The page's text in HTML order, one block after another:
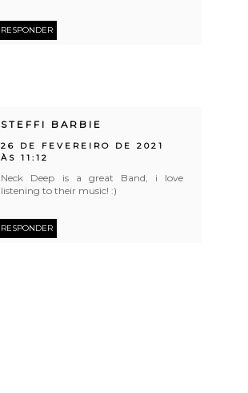
RESPONDER
STEFFI BARBIE
26 DE FEVEREIRO DE 2021
ÀS 11:12
Neck Deep is a great Band, i love
listening to their music! :)
RESPONDER